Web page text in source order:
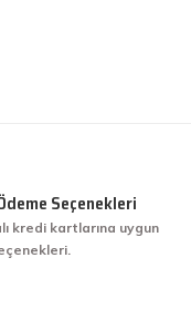
Seçenekleri
kredi kartlarına uygun